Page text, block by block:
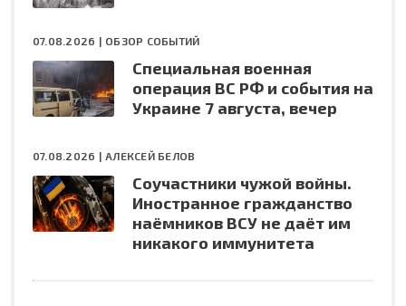
07.08.2026 | ОБЗОР СОБЫТИЙ
Специальная военная
операция ВС РФ и события на
Украине 7 августа, вечер
07.08.2026 |АЛЕКСЕЙ БЕЛОВ
Соучастники чужой войны.
Иностранное гражданство
наёмников ВСУ не даёт им
никакого иммунитета